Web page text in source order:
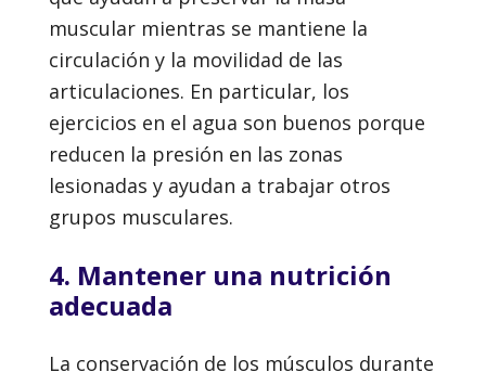
muscular mientras se mantiene la
circulación y la movilidad de las
articulaciones. En particular, los
ejercicios en el agua son buenos porque
reducen la presión en las zonas
lesionadas y ayudan a trabajar otros
grupos musculares.
4. Mantener una nutrición
adecuada
La conservación de los músculos durante